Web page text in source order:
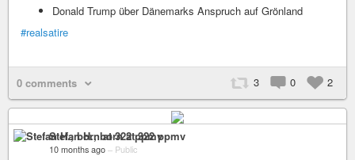
Donald Trump über Dänemarks Anspruch auf Grönland
#realsatire
3 0 2
0 comments
Stefan H., born at 322 ppmv
10 months ago – Public